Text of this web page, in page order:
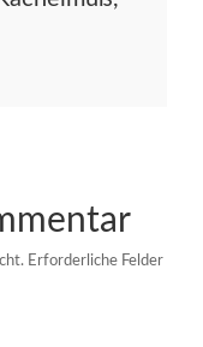
Erforderliche Felder